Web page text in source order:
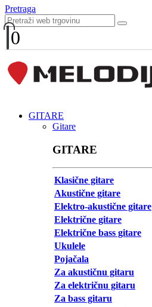
Pretraga
0
GITARE
Gitare
GITARE
Klasične gitare
Akustične gitare
Elektro-akustične gitare
Električne gitare
Električne bass gitare
Ukulele
Pojačala
Za akustičnu gitaru
Za električnu gitaru
Za bass gitaru